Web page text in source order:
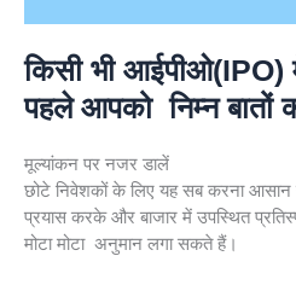
किसी भी
पहले आपको निम्न बातों
मूल्यांकन पर नजर डालें
छोटे निवेशकों के लिए यह सब करना आसान
प्रयास करके और बाजार में उपस्थित
मोटा मोटा अनुमान लगा सकते हैं।